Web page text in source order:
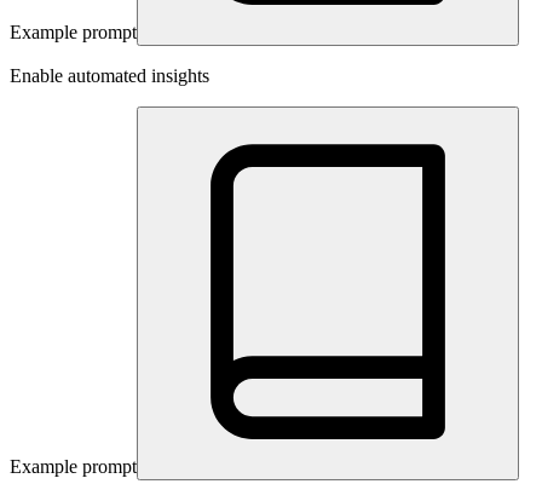
Example prompt
Enable automated insights
Example prompt